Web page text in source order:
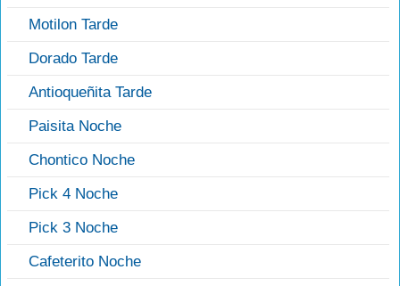
Motilon Tarde
Dorado Tarde
Antioqueñita Tarde
Paisita Noche
Chontico Noche
Pick 4 Noche
Pick 3 Noche
Cafeterito Noche